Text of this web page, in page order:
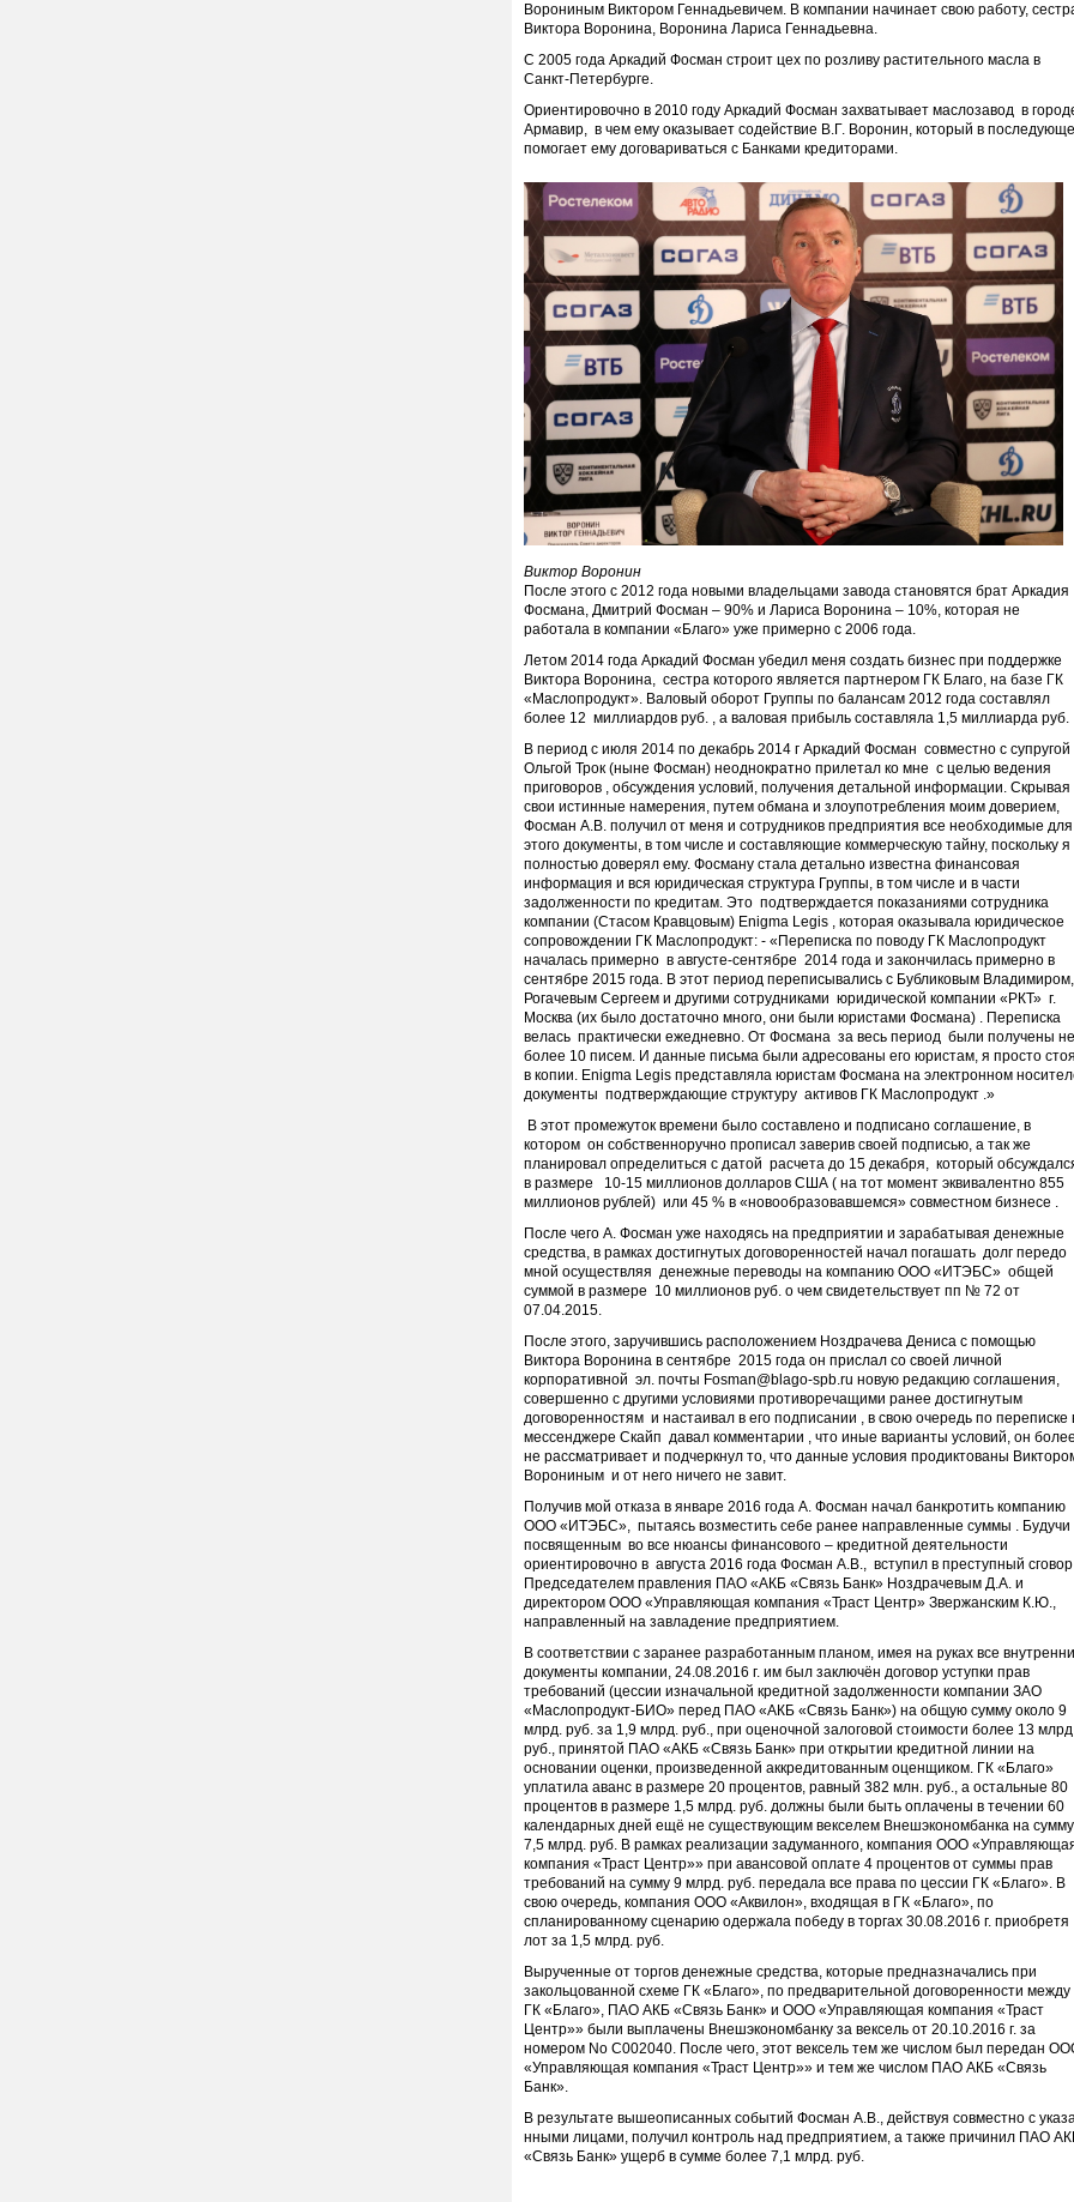
Ворониным Виктором Геннадьевичем. В компании начинает свою работу,
Виктора Воронина, Воронина Лариса Геннадьевна.
С 2005 года Аркадий Фосман строит цех по розливу растительного масла в
Санкт-Петербурге.
Ориентировочно в 2010 году Аркадий Фосман захватывает маслозавод в
Армавир, в чем ему оказывает содействие В.Г. Воронин, который в
помогает ему договариваться с Банками кредиторами.
Виктор Воронин
После этого с 2012 года новыми владельцами завода становятся брат Аркадия
Фосмана, Дмитрий Фосман – 90% и Лариса Воронина – 10%, которая не
работала в компании «Благо» уже примерно с 2006 года.
Летом 2014 года Аркадий Фосман убедил меня создать бизнес при поддержке
Виктора Воронина, сестра которого является партнером ГК Благо, на базе ГК
«Маслопродукт». Валовый оборот Группы по балансам 2012 года составлял
более 12 миллиардов руб. , а валовая прибыль составляла 1,5 миллиарда руб.
В период с июля 2014 по декабрь 2014 г Аркадий Фосман совместно с супругой
Ольгой Трок (ныне Фосман) неоднократно прилетал ко мне с целью ведения
приговоров , обсуждения условий, получения детальной информации. Скрывая
свои истинные намерения, путем обмана и злоупотребления моим доверием,
Фосман А.В. получил от меня и сотрудников предприятия все необходимые для
этого документы, в том числе и составляющие коммерческую тайну, поскольку я
полностью доверял ему. Фосману стала детально известна финансовая
информация и вся юридическая структура Группы, в том числе и в части
задолженности по кредитам. Это подтверждается показаниями сотрудника
компании (Стасом Кравцовым) Enigma Legis , которая оказывала юридическое
сопровождении ГК Маслопродукт: - «Переписка по поводу ГК Маслопродукт
началась примерно в августе-сентябре 2014 года и закончилась примерно в
сентябре 2015 года. В этот период переписывались с Бубликовым Владимиром,
Рогачевым Сергеем и другими сотрудниками юридической компании «РКТ» г.
Москва (их было достаточно много, они были юристами Фосмана) . Переписка
велась практически ежедневно. От Фосмана за весь период были получены не
более 10 писем. И данные письма были адресованы его юристам, я просто
в копии. Enigma Legis представляла юристам Фосмана на электронном
документы подтверждающие структуру активов ГК Маслопродукт .»
В этот промежуток времени было составлено и подписано соглашение, в
котором он собственноручно прописал заверив своей подписью, а так же
планировал определиться с датой расчета до 15 декабря, который
в размере 10-15 миллионов долларов США ( на тот момент эквивалентно 855
миллионов рублей) или 45 % в «новообразовавшемся» совместном бизнесе .
После чего А. Фосман уже находясь на предприятии и зарабатывая денежные
средства, в рамках достигнутых договоренностей начал погашать долг передо
мной осуществляя денежные переводы на компанию ООО «ИТЭБС» общей
суммой в размере 10 миллионов руб. о чем свидетельствует пп № 72 от
07.04.2015.
После этого, заручившись расположением Ноздрачева Дениса с помощью
Виктора Воронина в сентябре 2015 года он прислал со своей личной
корпоративной эл. почты Fosman@blago-spb.ru новую редакцию соглашения,
совершенно с другими условиями противоречащими ранее достигнутым
договоренностям и настаивал в его подписании , в свою очередь по переписке
мессенджере Скайп давал комментарии , что иные варианты условий, он
не рассматривает и подчеркнул то, что данные условия продиктованы
Ворониным и от него ничего не завит.
Получив мой отказа в январе 2016 года А. Фосман начал банкротить компанию
ООО «ИТЭБС», пытаясь возместить себе ранее направленные суммы . Будучи
посвященным во все нюансы финансового – кредитной деятельности
ориентировочно в августа 2016 года Фосман А.В., вступил в преступный
Председателем правления ПАО «АКБ «Связь Банк» Ноздрачевым Д.А. и
директором ООО «Управляющая компания «Траст Центр» Звержанским К.Ю.,
направленный на завладение предприятием.
В соответствии с заранее разработанным планом, имея на руках все
документы компании, 24.08.2016 г. им был заключён договор уступки прав
требований (цессии изначальной кредитной задолженности компании ЗАО
«Маслопродукт-БИО» перед ПАО «АКБ «Связь Банк») на общую сумму около 9
млрд. руб. за 1,9 млрд. руб., при оценочной залоговой стоимости более 13
руб., принятой ПАО «АКБ «Связь Банк» при открытии кредитной линии на
основании оценки, произведенной аккредитованным оценщиком. ГК «Благо»
уплатила аванс в размере 20 процентов, равный 382 млн. руб., а остальные 80
процентов в размере 1,5 млрд. руб. должны были быть оплачены в течении 60
календарных дней ещё не существующим векселем Внешэкономбанка на сумму
7,5 млрд. руб. В рамках реализации задуманного, компания ООО
компания «Траст Центр»» при авансовой оплате 4 процентов от суммы прав
требований на сумму 9 млрд. руб. передала все права по цессии ГК «Благо». В
свою очередь, компания ООО «Аквилон», входящая в ГК «Благо», по
спланированному сценарию одержала победу в торгах 30.08.2016 г. приобретя
лот за 1,5 млрд. руб.
Вырученные от торгов денежные средства, которые предназначались при
закольцованной схеме ГК «Благо», по предварительной договоренности между
ГК «Благо», ПАО АКБ «Связь Банк» и ООО «Управляющая компания «Траст
Центр»» были выплачены Внешэкономбанку за вексель от 20.10.2016 г. за
номером No С002040. После чего, этот вексель тем же числом был передан
«Управляющая компания «Траст Центр»» и тем же числом ПАО АКБ «Связь
Банк».
В результате вышеописанных событий Фосман А.В., действуя совместно с
нными лицами, получил контроль над предприятием, а также причинил ПАО
«Связь Банк» ущерб в сумме более 7,1 млрд. руб.